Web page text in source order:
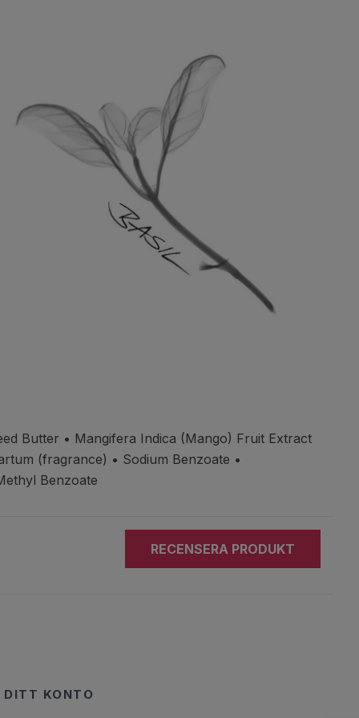
Butter • Mangifera Indica (Mango) Fruit Extract
(fragrance) • Sodium Benzoate •
Benzoate
RECENSERA PRODUKT
DITT KONTO